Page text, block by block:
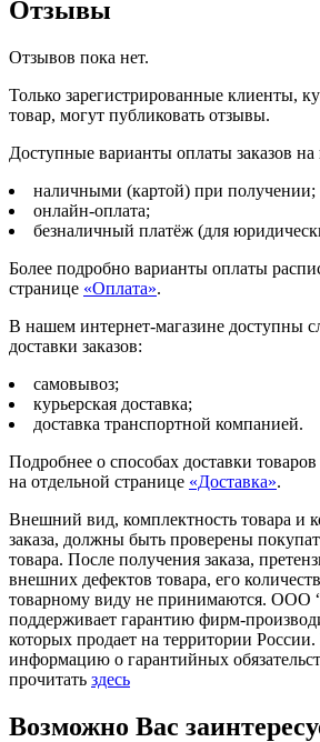
Отзывы
Отзывов пока нет.
Только зарегистрированные клиенты,
товар, могут публиковать отзывы.
Доступные варианты оплаты заказов на
наличными (картой) при получении;
онлайн-оплата;
безналичный платёж (для
Более подробно варианты оплаты
странице «Оплата».
В нашем интернет-магазине доступны
доставки заказов:
самовывоз;
курьерская доставка;
доставка транспортной компанией.
Подробнее о способах доставки
на отдельной странице «Доставка».
Внешний вид, комплектность товара и
заказа, должны быть проверены
товара. После получения заказа,
внешних дефектов товара, его
товарному виду не принимаются. ООО
поддерживает гарантию фирм-
которых продает на территории
информацию о гарантийных
прочитать здесь
Возможно Вас